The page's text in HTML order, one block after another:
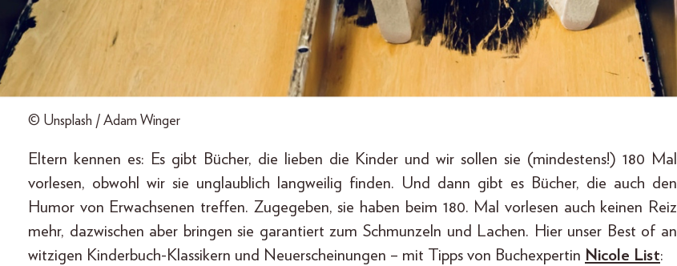
© Unsplash / Adam Winger
Eltern kennen es: Es gibt Bücher, die lieben die Kinder und wir sollen sie (mindestens!) 180 Mal
vorlesen, obwohl wir sie unglaublich langweilig finden. Und dann gibt es Bücher, die auch den
Humor von Erwachsenen treffen. Zugegeben, sie haben beim 180. Mal vorlesen auch keinen Reiz
mehr, dazwischen aber bringen sie garantiert zum Schmunzeln und Lachen. Hier unser Best of an
witzigen Kinderbuch-Klassikern und Neuerscheinungen – mit Tipps von Buchexpertin Nicole List: